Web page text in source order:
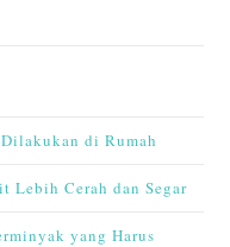
di Rumah
Lebih Cerah dan Segar
yang Harus